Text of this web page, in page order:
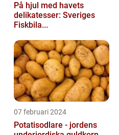
På hjul med havets
delikatesser: Sveriges
Fiskbila...
07 februari 2024
Potatisodlare - jordens